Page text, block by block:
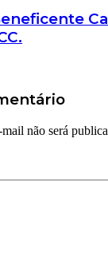
não será